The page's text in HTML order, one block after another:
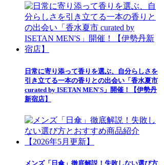
日常に寄り添って香りを選ぶ、自分らしさを
引き立てる一本の香りとの出会い「香水夏市
curated by ISETAN MEN'S」開催！【伊勢丹
新宿店】
メンズ「日傘」徹底解説！失敗しない選び方